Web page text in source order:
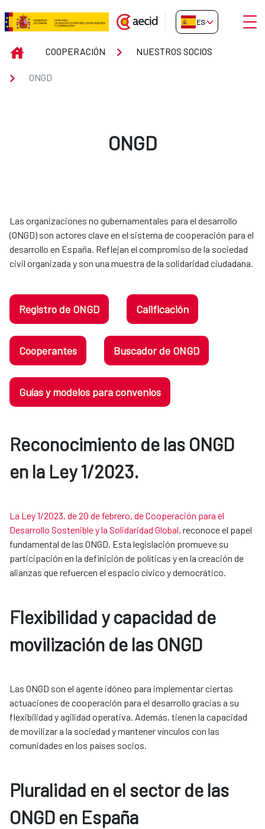
Saltar al contenido principal
ONGD
ES-ES Abrir
INICIOCOOPERACIÓN NUESTROS SOCIOS
ONGD
ONGD
Las organizaciones no gubernamentales para el desarrollo
(ONGD) son actores clave en el sistema de cooperación para el
desarrollo en España. Reflejan el compromiso de la sociedad
civil organizada y son una muestra de la solidaridad ciudadana.
Registro de ONGD Calificación
Cooperantes Buscador de ONGD
Guías y modelos para convenios
Reconocimiento de las ONGD
en la Ley 1/2023.​​​​​​​
La Ley 1/2023, de 20 de febrero, de Cooperación para el
Desarrollo Sostenible y la Solidaridad Global, reconoce el papel
fundamental de las ONGD. Esta legislación promueve su
participación en la definición de políticas y en la creación de
alianzas que refuercen el espacio cívico y democrático.
Flexibilidad y capacidad de
movilización de las ONGD
Las ONGD son el agente idóneo para implementar ciertas
actuaciones de cooperación para el desarrollo gracias a su
flexibilidad y agilidad operativa. Además, tienen la capacidad
de movilizar a la sociedad y mantener vínculos con las
comunidades en los países socios.
Pluralidad en el sector de las
ONGD en España